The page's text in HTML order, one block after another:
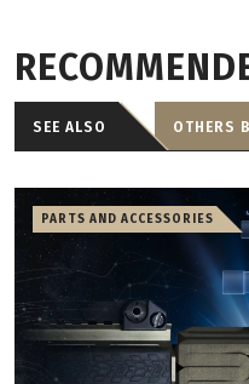
SEE ALSO OTHERS
PARTS AND ACCESSORIES